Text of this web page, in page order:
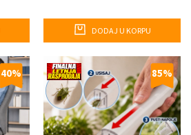
DODAJ U KORPU
40% 85%